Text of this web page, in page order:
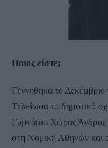
Ποιος είστε;
Γεννήθηκα το
Τελείωσα το δημοτικό
Γυμνάσιο Χώρας Άνδρου
στη Νομική Αθηνών και